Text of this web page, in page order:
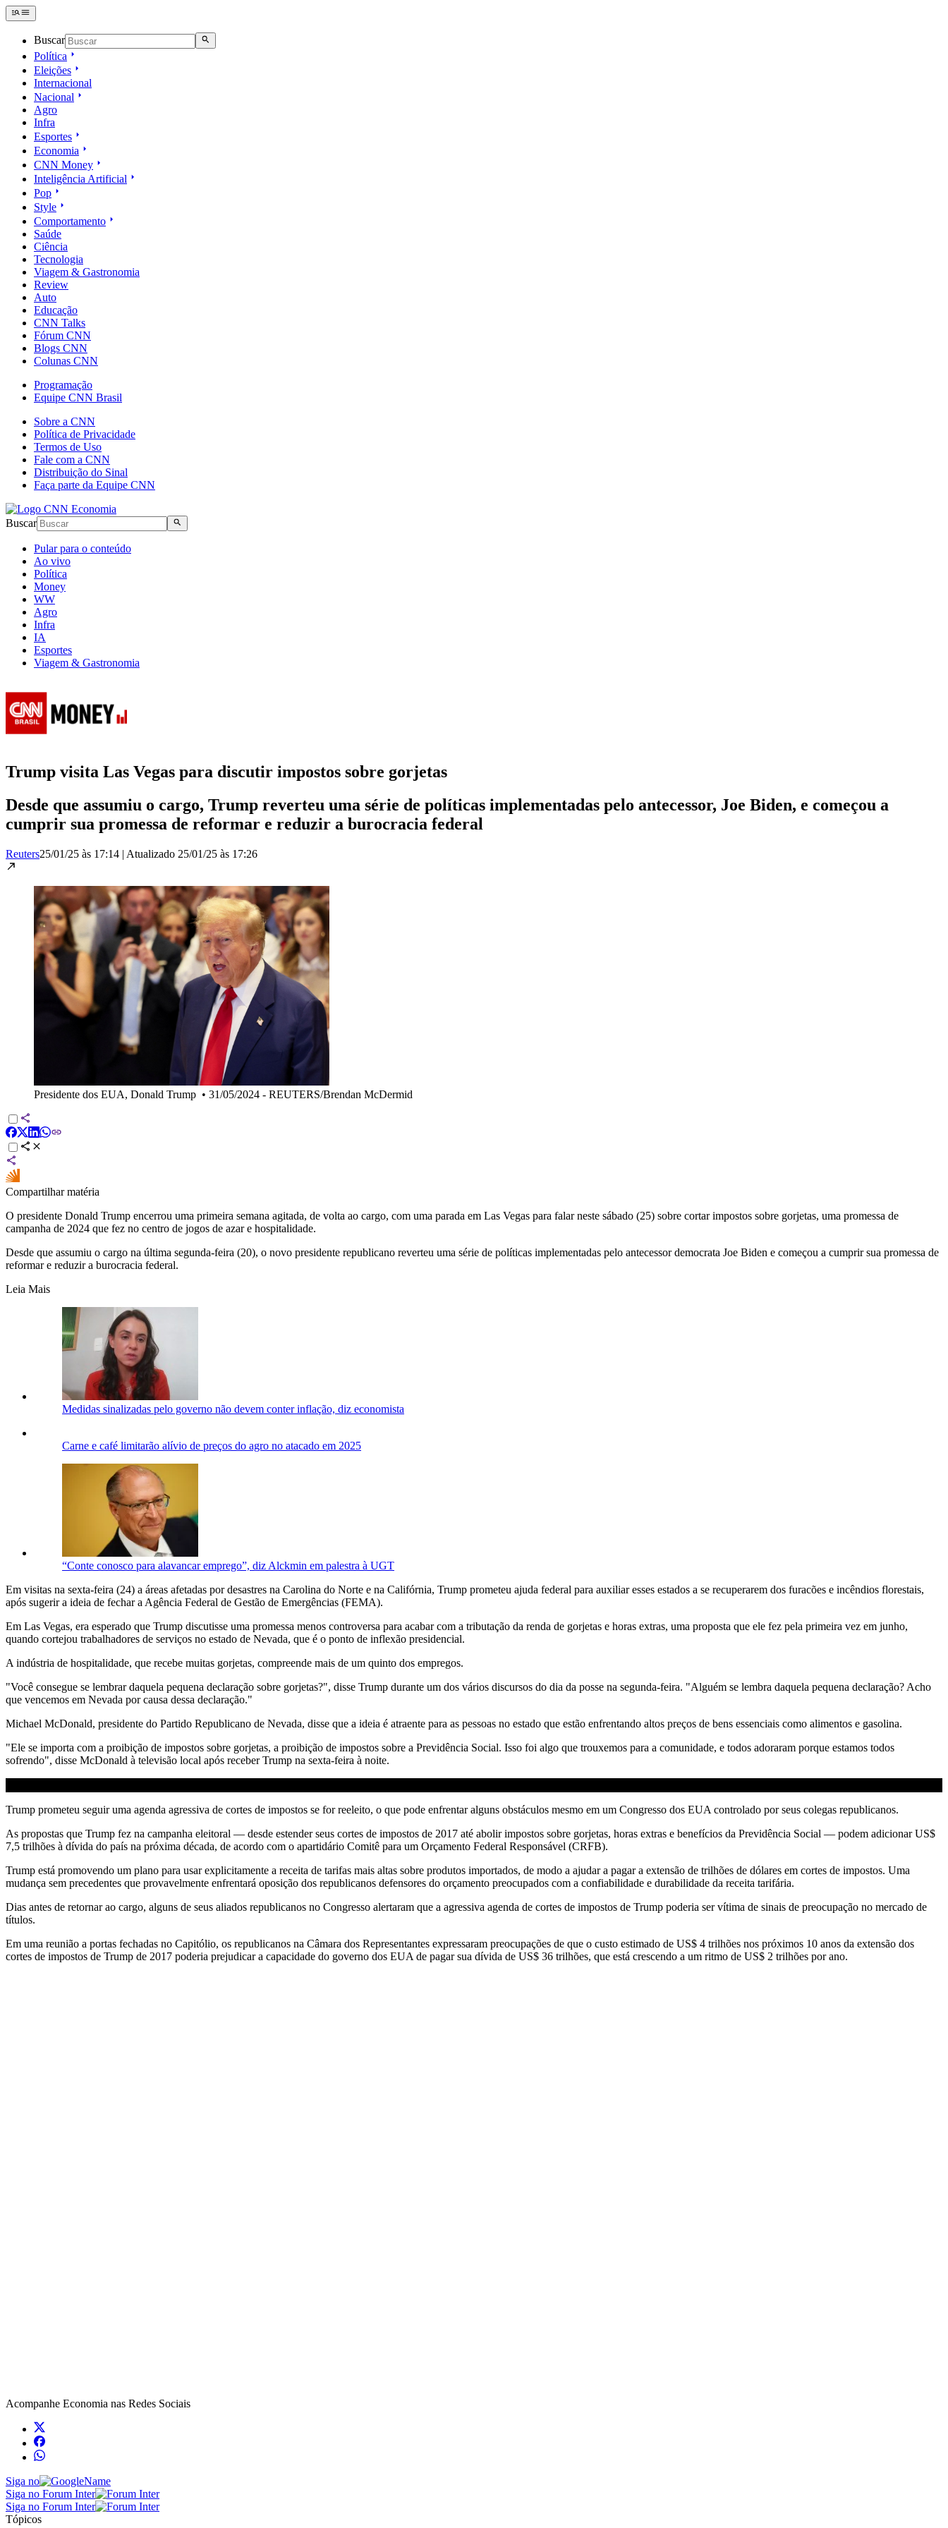
Buscar
Política
Eleições
Internacional
Nacional
Agro
Infra
Esportes
Economia
CNN Money
Inteligência Artificial
Pop
Style
Comportamento
Saúde
Ciência
Tecnologia
Viagem & Gastronomia
Review
Auto
Educação
CNN Talks
Fórum CNN
Blogs CNN
Colunas CNN
Programação
Equipe CNN Brasil
Sobre a CNN
Política de Privacidade
Termos de Uso
Fale com a CNN
Distribuição do Sinal
Faça parte da Equipe CNN
Buscar
Pular para o conteúdo
Ao vivo
Política
Money
WW
Agro
Infra
IA
Esportes
Viagem & Gastronomia
Trump visita Las Vegas para discutir impostos sobre gorjetas
Desde que assumiu o cargo, Trump reverteu uma série de políticas implementadas pelo antecessor, Joe Biden, e começou a
cumprir sua promessa de reformar e reduzir a burocracia federal
Reuters25/01/25 às 17:14 | Atualizado 25/01/25 às 17:26
Presidente dos EUA, Donald Trump • 31/05/2024 - REUTERS/Brendan McDermid
Compartilhar matéria
O presidente Donald Trump encerrou uma primeira semana agitada, de volta ao cargo, com uma parada em Las Vegas para falar neste sábado (25) sobre cortar impostos sobre gorjetas, uma promessa de
campanha de 2024 que fez no centro de jogos de azar e hospitalidade.
Desde que assumiu o cargo na última segunda-feira (20), o novo presidente republicano reverteu uma série de políticas implementadas pelo antecessor democrata Joe Biden e começou a cumprir sua promessa de
reformar e reduzir a burocracia federal.
Leia Mais
Medidas sinalizadas pelo governo não devem conter inflação, diz economista
Carne e café limitarão alívio de preços do agro no atacado em 2025
“Conte conosco para alavancar emprego”, diz Alckmin em palestra à UGT
Em visitas na sexta-feira (24) a áreas afetadas por desastres na Carolina do Norte e na Califórnia, Trump prometeu ajuda federal para auxiliar esses estados a se recuperarem dos furacões e incêndios florestais,
após sugerir a ideia de fechar a Agência Federal de Gestão de Emergências (FEMA).
Em Las Vegas, era esperado que Trump discutisse uma promessa menos controversa para acabar com a tributação da renda de gorjetas e horas extras, uma proposta que ele fez pela primeira vez em junho,
quando cortejou trabalhadores de serviços no estado de Nevada, que é o ponto de inflexão presidencial.
A indústria de hospitalidade, que recebe muitas gorjetas, compreende mais de um quinto dos empregos.
"Você consegue se lembrar daquela pequena declaração sobre gorjetas?", disse Trump durante um dos vários discursos do dia da posse na segunda-feira. "Alguém se lembra daquela pequena declaração? Acho
que vencemos em Nevada por causa dessa declaração."
Michael McDonald, presidente do Partido Republicano de Nevada, disse que a ideia é atraente para as pessoas no estado que estão enfrentando altos preços de bens essenciais como alimentos e gasolina.
"Ele se importa com a proibição de impostos sobre gorjetas, a proibição de impostos sobre a Previdência Social. Isso foi algo que trouxemos para a comunidade, e todos adoraram porque estamos todos
sofrendo", disse McDonald à televisão local após receber Trump na sexta-feira à noite.
Trump prometeu seguir uma agenda agressiva de cortes de impostos se for reeleito, o que pode enfrentar alguns obstáculos mesmo em um Congresso dos EUA controlado por seus colegas republicanos.
As propostas que Trump fez na campanha eleitoral — desde estender seus cortes de impostos de 2017 até abolir impostos sobre gorjetas, horas extras e benefícios da Previdência Social — podem adicionar US$
7,5 trilhões à dívida do país na próxima década, de acordo com o apartidário Comitê para um Orçamento Federal Responsável (CRFB).
Trump está promovendo um plano para usar explicitamente a receita de tarifas mais altas sobre produtos importados, de modo a ajudar a pagar a extensão de trilhões de dólares em cortes de impostos. Uma
mudança sem precedentes que provavelmente enfrentará oposição dos republicanos defensores do orçamento preocupados com a confiabilidade e durabilidade da receita tarifária.
Dias antes de retornar ao cargo, alguns de seus aliados republicanos no Congresso alertaram que a agressiva agenda de cortes de impostos de Trump poderia ser vítima de sinais de preocupação no mercado de
títulos.
Em uma reunião a portas fechadas no Capitólio, os republicanos na Câmara dos Representantes expressaram preocupações de que o custo estimado de US$ 4 trilhões nos próximos 10 anos da extensão dos
cortes de impostos de Trump de 2017 poderia prejudicar a capacidade do governo dos EUA de pagar sua dívida de US$ 36 trilhões, que está crescendo a um ritmo de US$ 2 trilhões por ano.
Acompanhe Economia nas Redes Sociais
Siga no
Siga no Forum Inter
Siga no Forum Inter
Tópicos